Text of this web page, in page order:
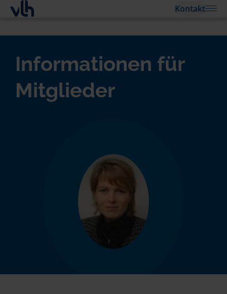
Kontakt
Informationen für
Mitglieder